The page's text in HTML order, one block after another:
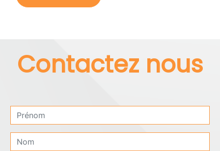
Contactez nous